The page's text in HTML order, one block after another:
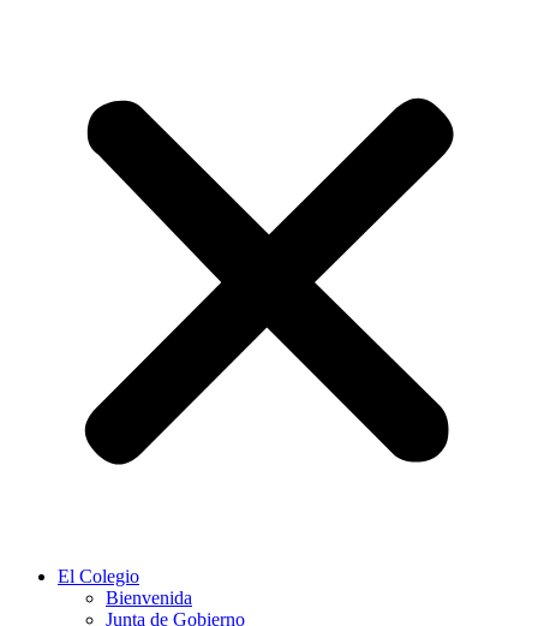
El Colegio
Bienvenida
Junta de Gobierno